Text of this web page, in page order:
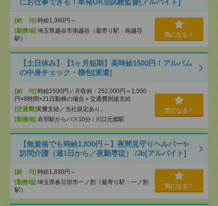
にお仕事できる！単発OK◎試験監督[アルバイト]
[給 与] 時給1,300円～
[勤務地] 埼玉県越谷市南越谷（最寄り駅：南越谷
駅）
気になる！
【土日休み】【1ヶ月短期】高時給1500円！アルバム
の中身チェック・梱包[派遣]
[給 与] 時給1500円／月収例：252,000円＝1,500
円×8時間×21日勤務の場合＋交通費別途支給
[交通費]実費支給／当社規定あり。
[勤務地] 赤羽駅からバス10分 / 川口元郷駅
気になる！
【無資格でも時給1,830円～】夜間見守りヘルパー✨
訪問介護（週1日から／夜勤専従） /Jb[アルバイト]
[給 与] 時給1,830円～
[勤務地] 埼玉県春日部市一ノ割（最寄り駅：一ノ割
駅）
気になる！